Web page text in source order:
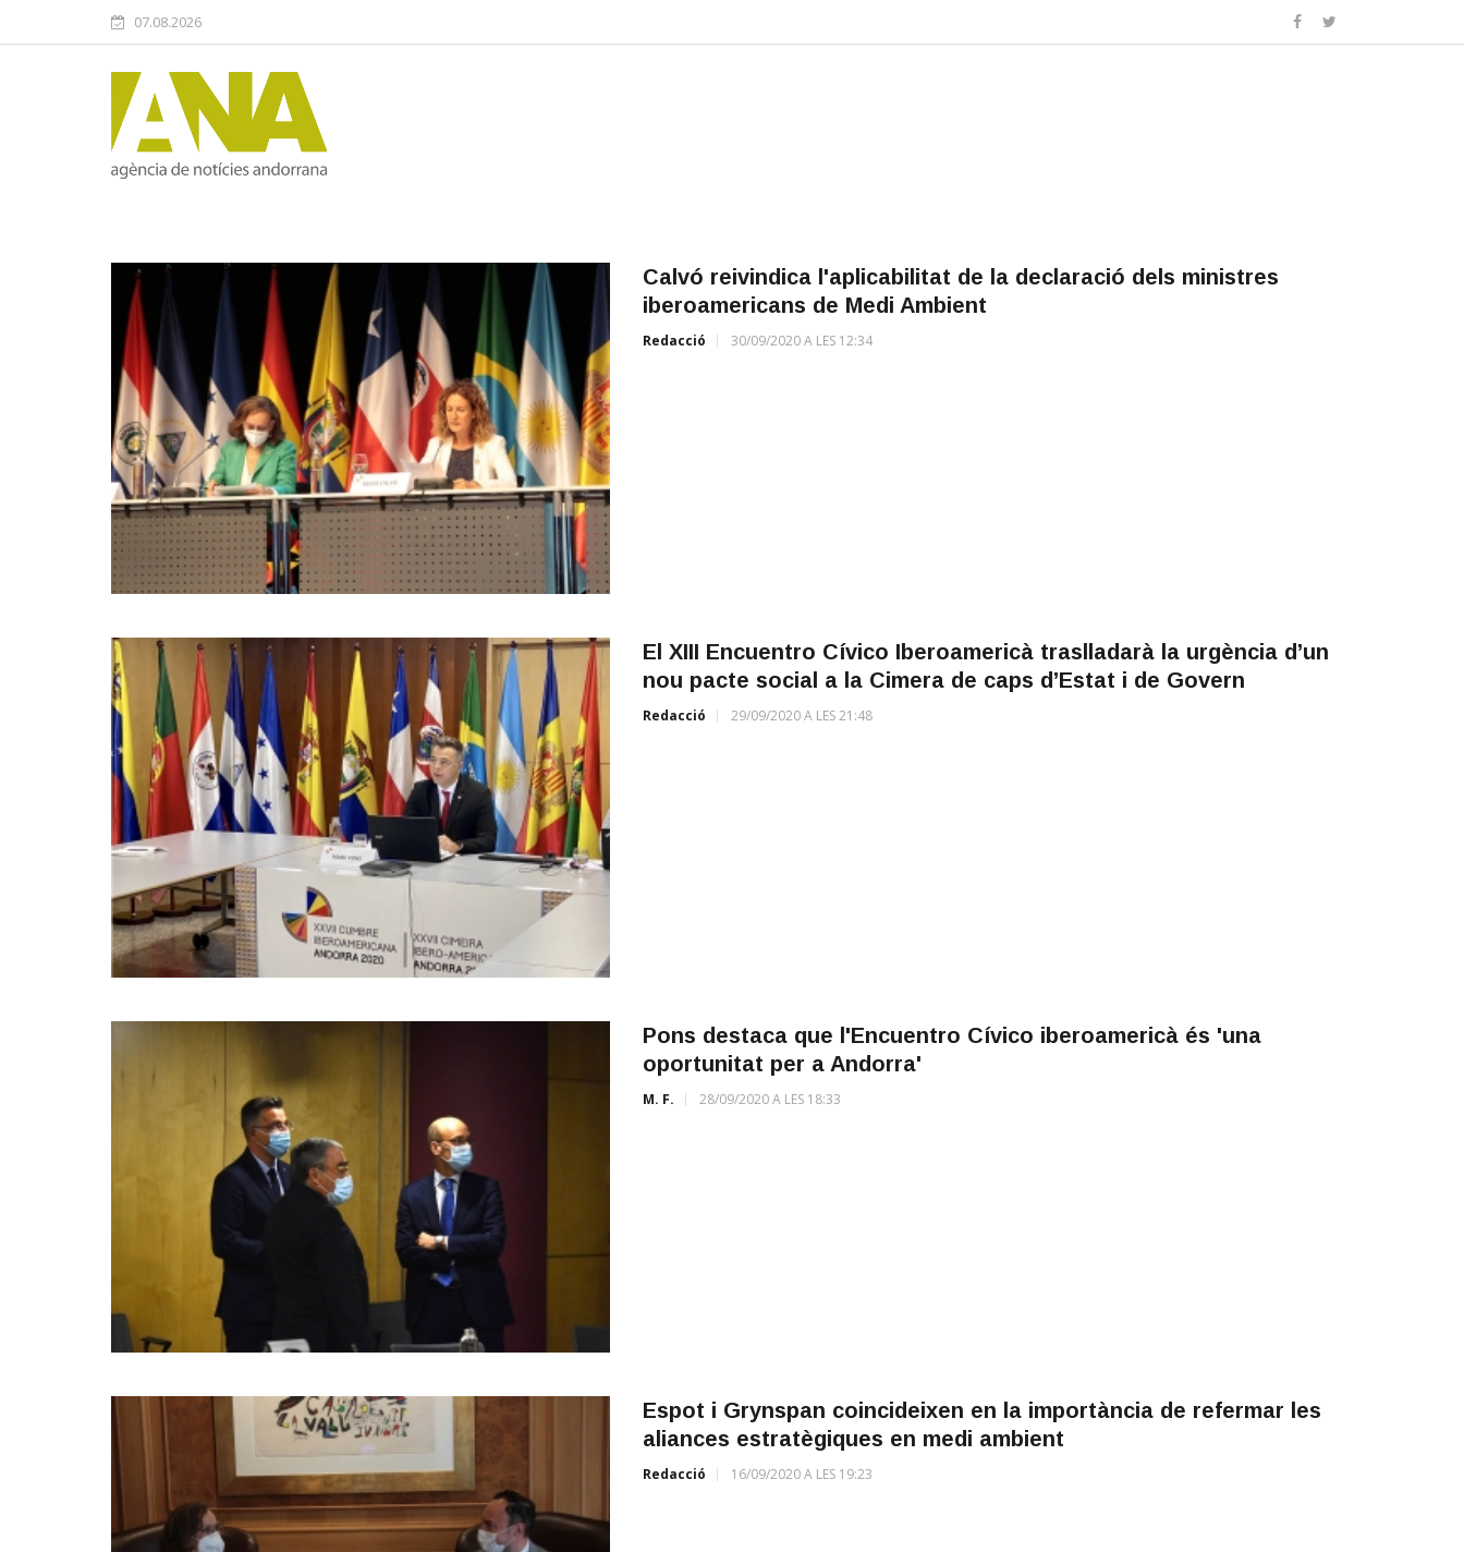
07.08.2026
Calvó reivindica l'aplicabilitat de la declaració dels ministres
iberoamericans de Medi Ambient
Redacció 30/09/2020 A LES 12:34
El XIII Encuentro Cívico Iberoamericà traslladarà la urgència d’un
nou pacte social a la Cimera de caps d’Estat i de Govern
Redacció 29/09/2020 A LES 21:48
Pons destaca que l'Encuentro Cívico iberoamericà és 'una
oportunitat per a Andorra'
M. F. 28/09/2020 A LES 18:33
Espot i Grynspan coincideixen en la importància de refermar les
aliances estratègiques en medi ambient
Redacció 16/09/2020 A LES 19:23